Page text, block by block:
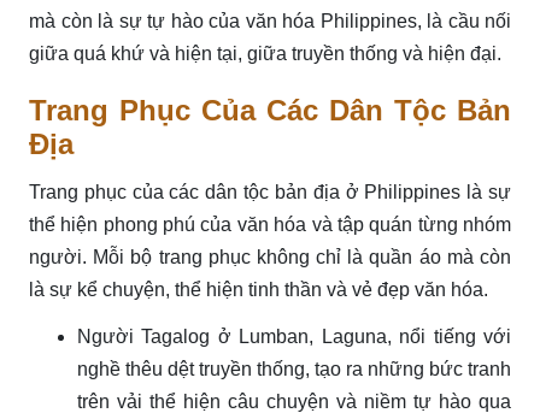
mà còn là sự tự hào của văn hóa Philippines, là cầu nối
giữa quá khứ và hiện tại, giữa truyền thống và hiện đại.
Trang Phục Của Các Dân Tộc Bản
Địa
Trang phục của các dân tộc bản địa ở Philippines là sự
thể hiện phong phú của văn hóa và tập quán từng nhóm
người. Mỗi bộ trang phục không chỉ là quần áo mà còn
là sự kể chuyện, thể hiện tinh thần và vẻ đẹp văn hóa.
Người Tagalog ở Lumban, Laguna, nổi tiếng với
nghề thêu dệt truyền thống, tạo ra những bức tranh
trên vải thể hiện câu chuyện và niềm tự hào qua